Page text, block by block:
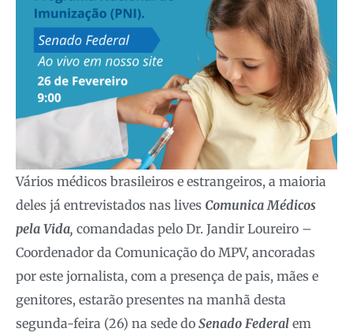
Vários médicos brasileiros e estrangeiros, a maioria
deles já entrevistados nas lives Comunica Médicos
pela Vida, comandadas pelo Dr. Jandir Loureiro –
Coordenador da Comunicação do MPV, ancoradas
por este jornalista, com a presença de pais, mães e
genitores, estarão presentes na manhã desta
segunda-feira (26) na sede do Senado Federal em